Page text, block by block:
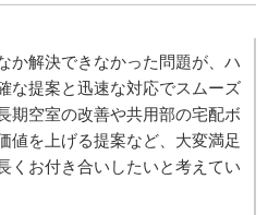
か解決できなかった問題が、ハ
な提案と迅速な対応でスムーズ
期空室の改善や共用部の宅配ボ
値を上げる提案など、大変満足
くお付き合いしたいと考えてい